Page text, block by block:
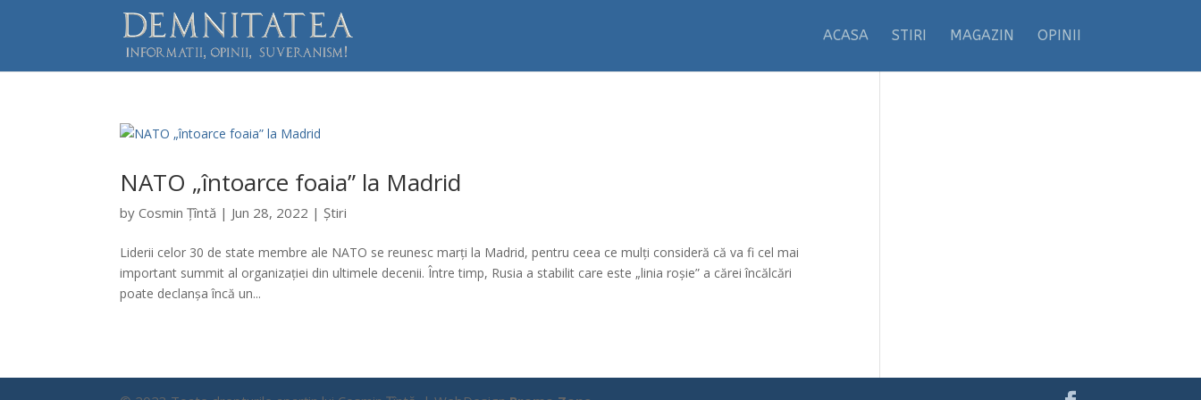
ACASA STIRI MAGAZIN OPINII
NATO „întoarce foaia” la Madrid
byCosmin Țîntă | Jun 28, 2022 |Știri
Liderii celor 30 de state membre ale NATO se reunesc marți la Madrid, pentru ceea ce mulți consideră că va fi cel mai
important summit al organizației din ultimele decenii. Între timp, Rusia a stabilit care este „linia roșie” a cărei încălcări
poate declanșa încă un...